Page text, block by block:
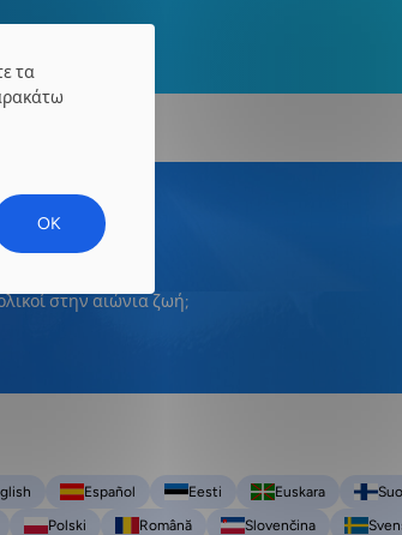
στην αιώνια ζωή;
Español Eesti Euskara
Polski Română Slovenčina
τα
OK